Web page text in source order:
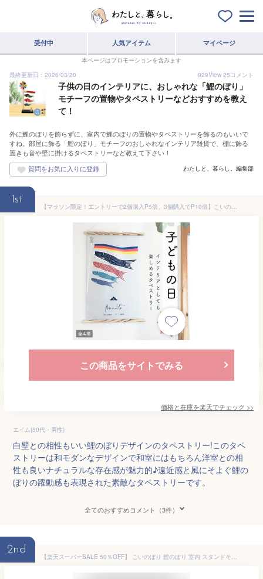
受付中 人気アイテム マイページ
本ページはプロモーションを含みます
最終更新日：2026/03/20
929View 25コメント
子供の日のインテリアに、おしゃれな「鯉のぼり」
モチーフの置物やタペストリーなどおすすめを教え
て！
外に鯉のぼりを飾らずに、室内で鯉のぼりの置物やタペストリーを飾るのもいいで
すね。部屋に飾る「鯉のぼり」モチーフのおしゃれなインテリア雑貨で、棚に飾る
置きも音や壁に掛けるタペストリーなど教えて下さい！
わたしと、暮らし。編集部
1st
【マラソン限定！エントリーで2個購入P5倍、3個購入でP10倍】こいのぼり 室内 タペストリー 子供の日 オシャレ 名入れ 端午の節句 名前旗 兜 五月人形 こどもの日 子どもの日 かっこいい 初節句 御祝 男の子 プレゼント 名前旗 鯉のぼり モダン インテリア マックカット
この商品をサイトでみる
価格と在庫を楽天でチェック >>
エイム(50代・男性)
白壁との相性もいい鯉のぼりデザインのタペストリー!このタペ
ストリーは和モダンなデザインで和室にはもちろん洋室との相
性も良いナチュラルな存在感が魅力的♪遠近感と風にそよぐ鯉の
ぼりの躍動感も表現された素敵なタペストリーです。
全てのおすすめコメント（3件）
2nd
【楽天スーパーSALE 50％OFF】 こいのぼり 鯉のぼり 室内 スタンドそよ風 鯉のぼり 大 名入れ 木札 無料特典付き ちりめん ミニ .五月人形. 兜 兜飾り コンパクト 初節句 収納飾り 端午の節句 リュウコドウ